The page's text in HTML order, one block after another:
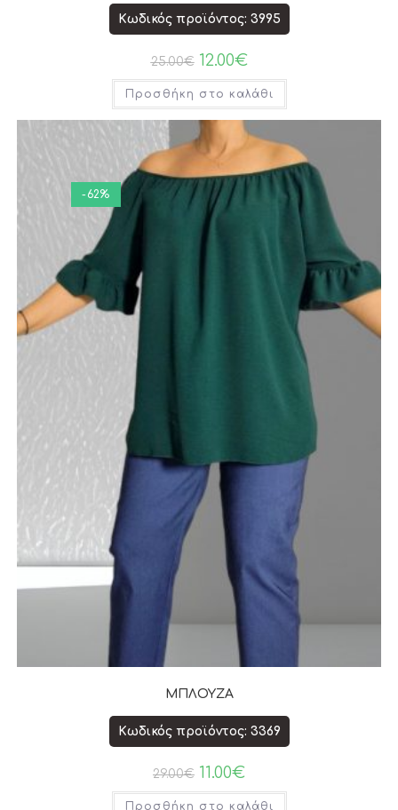
Κωδικός προϊόντος: 3995
25.00€ 12.00€
Προσθήκη στο καλάθι
-62%
ΜΠΛΟΥΖΑ
Κωδικός προϊόντος: 3369
29.00€ 11.00€
Προσθήκη στο καλάθι